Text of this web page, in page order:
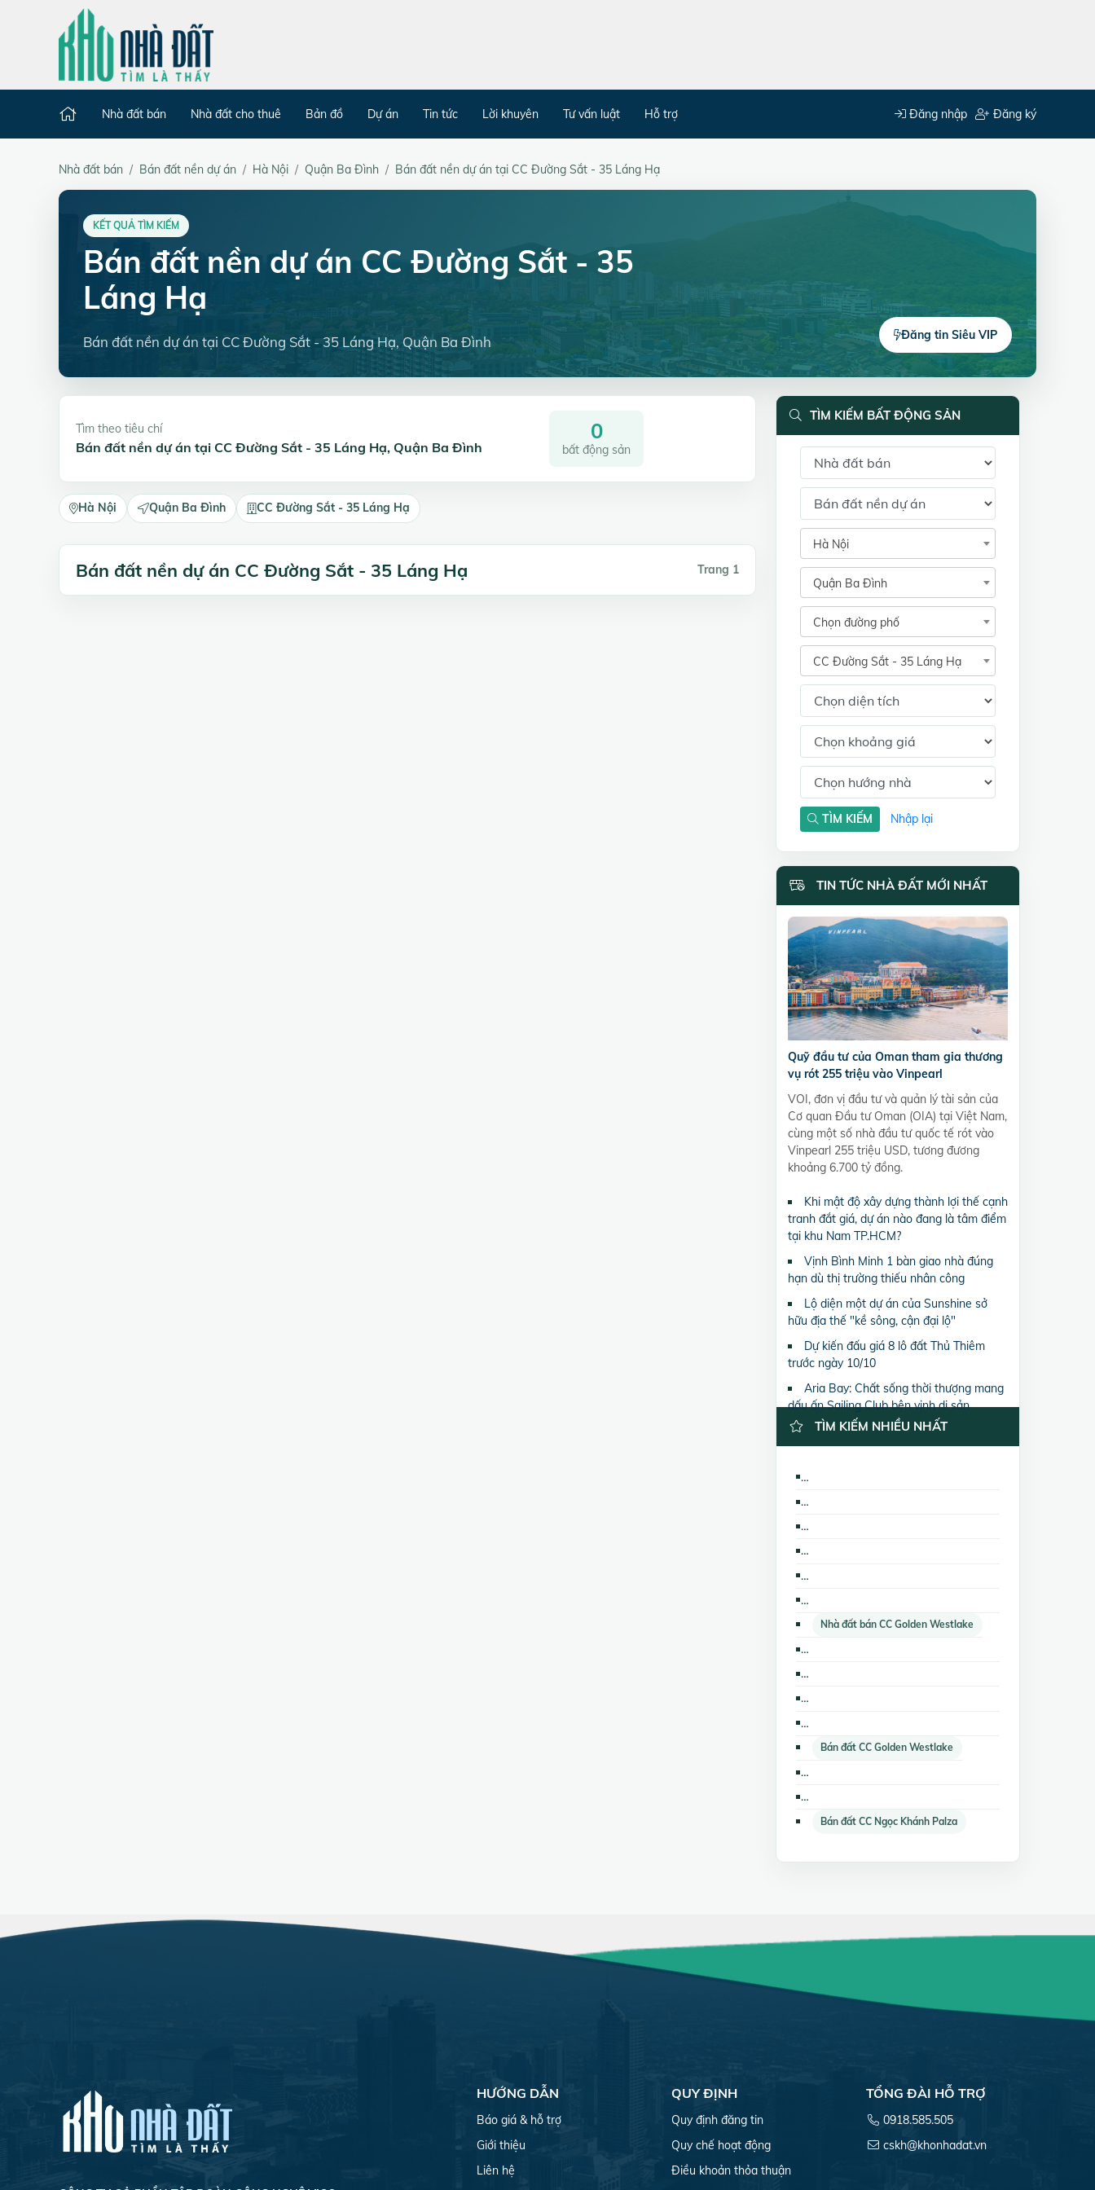
Nhà đất bán Nhà đất cho thuê Bản đồ Dự án Tin tức Lời khuyên Tư vấn luật Hỗ trợ Đăng nhập Đăng ký
Nhà đất bán Bán đất nền dự án Hà Nội Quận Ba Đình Bán đất nền dự án tại CC Đường Sắt - 35 Láng Hạ
KẾT QUẢ TÌM KIẾM
Bán đất nền dự án CC Đường Sắt - 35
Láng Hạ
Bán đất nền dự án tại CC Đường Sắt - 35 Láng Hạ, Quận Ba Đình Đăng tin Siêu VIP
Tìm theo tiêu chí
Bán đất nền dự án tại CC Đường Sắt - 35 Láng Hạ, Quận Ba Đình
0
bất động sản
Hà Nội Quận Ba Đình CC Đường Sắt - 35 Láng Hạ
Bán đất nền dự án CC Đường Sắt - 35 Láng Hạ Trang 1
TÌM KIẾM BẤT ĐỘNG SẢN
Hà Nội
Quận Ba Đình
Chọn đường phố
CC Đường Sắt - 35 Láng Hạ
TÌM KIẾM Nhập lại
TIN TỨC NHÀ ĐẤT MỚI NHẤT
Quỹ đầu tư của Oman tham gia thương
vụ rót 255 triệu vào Vinpearl
VOI, đơn vị đầu tư và quản lý tài sản của
Cơ quan Đầu tư Oman (OIA) tại Việt Nam,
cùng một số nhà đầu tư quốc tế rót vào
Vinpearl 255 triệu USD, tương đương
khoảng 6.700 tỷ đồng.
Khi mật độ xây dựng thành lợi thế cạnh
tranh đắt giá, dự án nào đang là tâm điểm
tại khu Nam TP.HCM?
Vịnh Bình Minh 1 bàn giao nhà đúng
hạn dù thị trường thiếu nhân công
Lộ diện một dự án của Sunshine sở
hữu địa thế "kề sông, cận đại lộ"
Dự kiến đấu giá 8 lô đất Thủ Thiêm
trước ngày 10/10
Aria Bay: Chất sống thời thượng mang
dấu ấn Sailing Club bên vịnh di sản
TÌM KIẾM NHIỀU NHẤT
Nhà đất bán CC Golden Westlake
Bán đất CC Golden Westlake
Bán đất CC Ngọc Khánh Palza
HƯỚNG DẪN
Báo giá & hỗ trợ
Giới thiệu
Liên hệ
QUY ĐỊNH
Quy định đăng tin
Quy chế hoạt động
Điều khoản thỏa thuận
TỔNG ĐÀI HỖ TRỢ
0918.585.505
cskh@khonhadat.vn